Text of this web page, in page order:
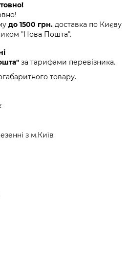
до 1500 грн. доставка по Києву
"Нова Пошта".
за тарифами перевізника.
товару.
з м.Київ